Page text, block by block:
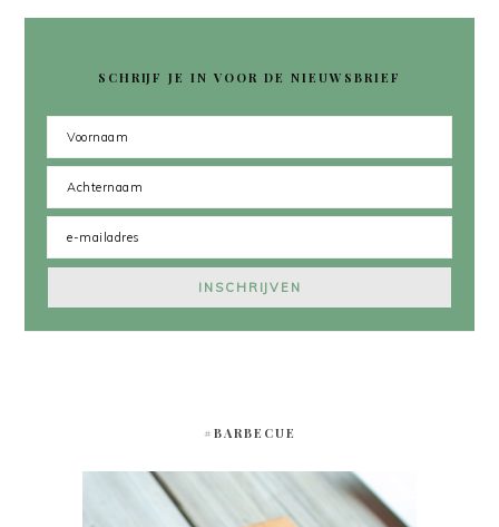
SCHRIJF JE IN VOOR DE NIEUWSBRIEF
#BARBECUE